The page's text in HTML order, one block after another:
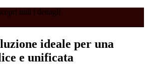
tutti i dettagli
ideale per una
e unificata